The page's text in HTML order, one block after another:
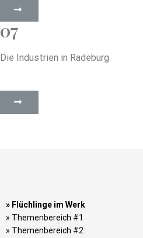
07
Die Industrien in Radeburg
» Flüchlinge im Werk
» Themenbereich #1
» Themenbereich #2